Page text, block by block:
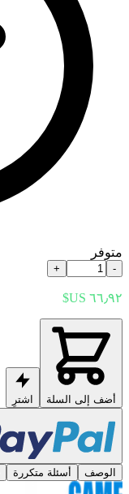
متوفر
-
+
أضف إلى السلة اشترِ
الوصف
أسئلة متكررة